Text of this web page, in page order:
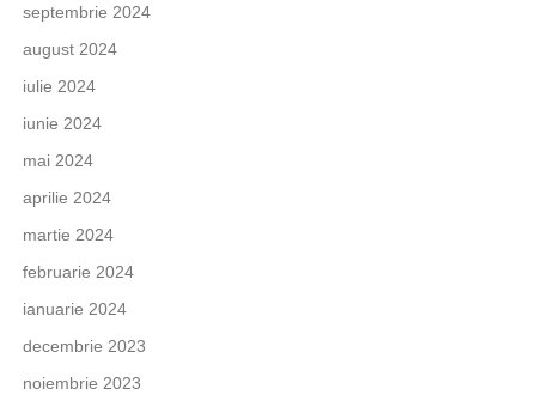
septembrie 2024
august 2024
iulie 2024
iunie 2024
mai 2024
aprilie 2024
martie 2024
februarie 2024
ianuarie 2024
decembrie 2023
noiembrie 2023